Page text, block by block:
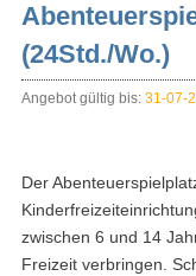
(24Std./Wo.)
Angebot gültig bis: 31-07-
Der
zwischen 6 und 14
Freizeit verbringen.